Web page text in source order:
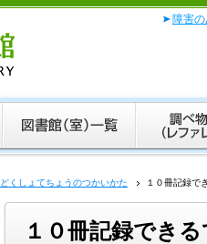
障害
どくしょてちょうのつかいかた １０冊記録で
１０冊記録でき